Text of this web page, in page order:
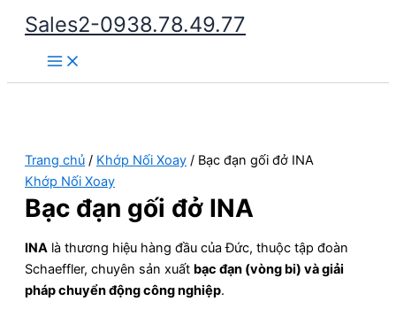
Nhảy
dung
Sales2-0938.78.49.77
Main
Menu
Trang chủ / Khớp Nối Xoay / Bạc đạn gối đở INA
Khớp Nối Xoay
Bạc đạn gối đở INA
INA là thương hiệu hàng đầu của Đức, thuộc tập đoàn
Schaeffler, chuyên sản xuất bạc đạn (vòng bi) và giải
pháp chuyển động công nghiệp.